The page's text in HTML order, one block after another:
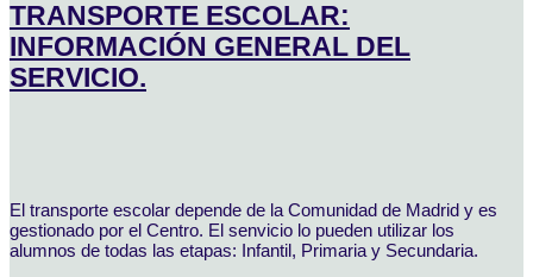
TRANSPORTE ESCOLAR:
INFORMACIÓN GENERAL DEL
SERVICIO.
El transporte escolar depende de la Comunidad de Madrid y es
gestionado por el Centro. El senvicio lo pueden utilizar los
alumnos de todas las etapas: Infantil, Primaria y Secundaria.